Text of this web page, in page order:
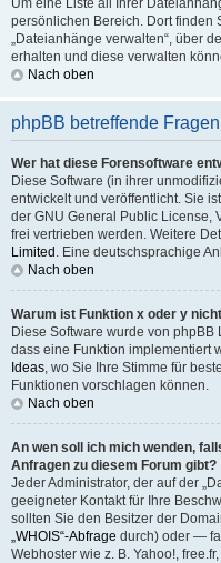
Um eine Liste all Ihrer
persönlichen Bereich. Dort finden
„Dateianhänge verwalten“, über
erhalten und diese verwalten
Nach oben
phpBB betreffende Fragen
Wer hat diese Forensoftware
Diese Software (in ihrer
entwickelt und veröffentlicht. Sie
der GNU General Public License,
frei vertrieben werden. Weitere
Limited . Eine deutschsprachige
Nach oben
Warum ist Funktion x oder y
Diese Software wurde von
dass eine Funktion implementiert
Ideas, wo Sie Ihre Stimme für
Funktionen vorschlagen können.
Nach oben
An wen soll ich mich wenden,
Anfragen zu diesem Forum gibt?
Jeder Administrator, der auf der
geeigneter Kontakt für Ihre
sollten Sie den Besitzer der
„WHOIS“-Abfrage durch) oder —
Webhoster wie z. B. Yahoo!,